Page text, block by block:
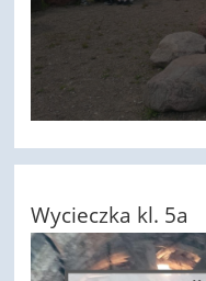
Wycieczka kl. 5a